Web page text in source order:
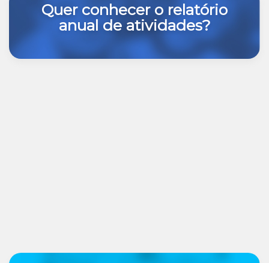
Quer conhecer o relatório
anual de atividades?